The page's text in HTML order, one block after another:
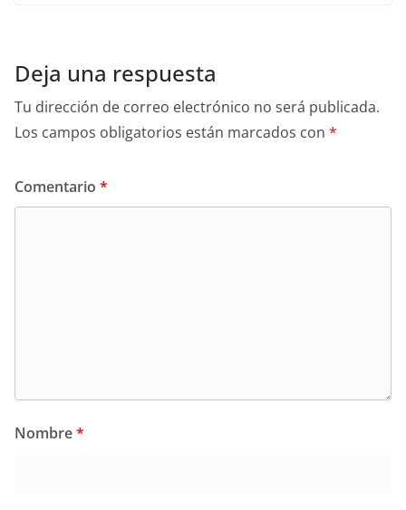
Deja una respuesta
Tu dirección de correo electrónico no será publicada.
Los campos obligatorios están marcados con *
Comentario *
Nombre*